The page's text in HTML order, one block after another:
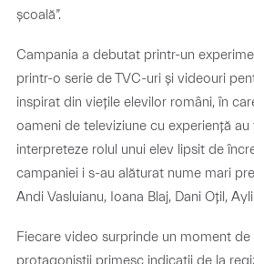
școală”.
Campania a debutat printr-un
printr-o serie de TVC-uri și videouri
inspirat din viețile elevilor români, în
oameni de televiziune cu experiență
interpreteze rolul unui elev lipsit de
campaniei i s-au alăturat nume mari
Andi Vasluianu, Ioana Blaj, Dani Oțil,
Fiecare video surprinde un moment
protagoniștii primesc indicații de la